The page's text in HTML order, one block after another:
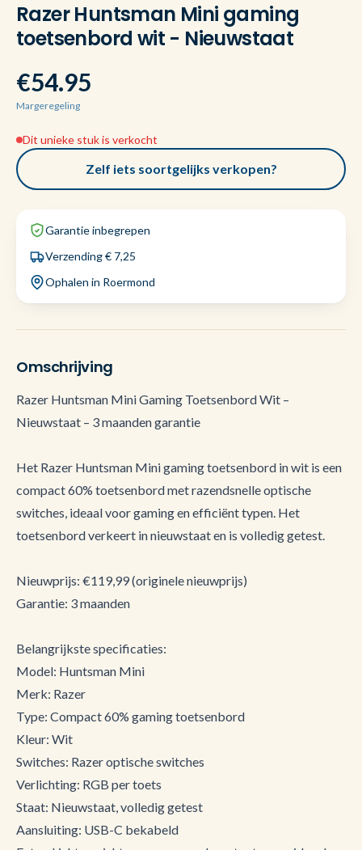
Razer Huntsman Mini gaming
toetsenbord wit - Nieuwstaat
€54.95
Margeregeling
Dit unieke stuk is verkocht
Zelf iets soortgelijks verkopen?
Garantie inbegrepen
Verzending € 7,25
Ophalen in Roermond
Omschrijving
Razer Huntsman Mini Gaming Toetsenbord Wit –
Nieuwstaat – 3 maanden garantie
Het Razer Huntsman Mini gaming toetsenbord in wit is een
compact 60% toetsenbord met razendsnelle optische
switches, ideaal voor gaming en efficiënt typen. Het
toetsenbord verkeert in nieuwstaat en is volledig getest.
Nieuwprijs: €119,99 (originele nieuwprijs)
Garantie: 3 maanden
Belangrijkste specificaties:
Model: Huntsman Mini
Merk: Razer
Type: Compact 60% gaming toetsenbord
Kleur: Wit
Switches: Razer optische switches
Verlichting: RGB per toets
Staat: Nieuwstaat, volledig getest
Aansluiting: USB-C bekabeld